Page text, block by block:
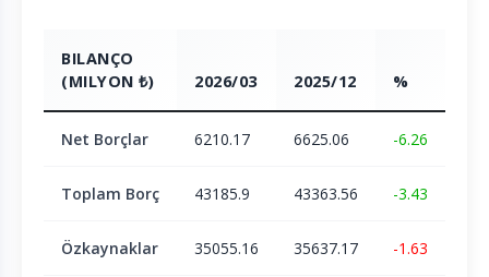
BILANÇO
(MILYON ₺)
2026/03 2025/12 %
Net Borçlar 6210.17 6625.06 -6.26
Toplam Borç 43185.9 43363.56 -3.43
Özkaynaklar 35055.16 35637.17 -1.63